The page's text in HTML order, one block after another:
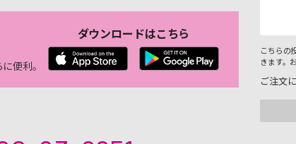
便利。
ダウンロードはこちら
こちらの
きます。
ご注文